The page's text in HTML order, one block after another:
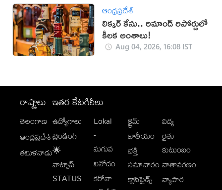
ఆంధ్రప్రదేశ్
లిక్కర్ కేసు.. రిమాండ్​ రిపోర్టులో
కీలక అంశాలు!
Aug 04, 2026, 16:08 IST
రాష్ట్రాలు
తెలంగాణ
ఆంధ్రప్రదేశ్
తమిళనాడు
ఇతర కేటగిరీలు
ఉద్యోగాలు
ట్రెండింగ్
🌟
వాట్సాప్
STATUS
Lokal
-
మగువ
వినోదం
కరోనా
క్రైమ్
జాతీయం
భక్తి
సమాచారం
క్లాసిఫైడ్స్
విద్య
రైతు
కుటుంబం
వాతావరణం
వ్యాపార